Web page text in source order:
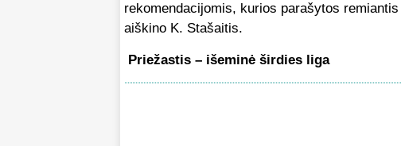
rekomendacijomis, kurios parašytos
aiškino K. Stašaitis.
Priežastis – išeminė širdies liga